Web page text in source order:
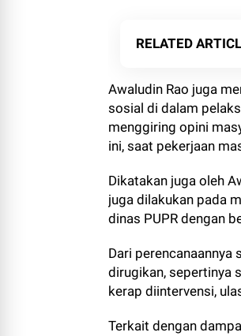
RELATED
Awaludin Rao juga
sosial di dalam
menggiring opini
ini, saat pekerjaan
Dikatakan juga oleh
juga dilakukan pada
dinas PUPR dengan
Dari perencanaannya
dirugikan, sepertinya
kerap diintervensi,
Terkait dengan